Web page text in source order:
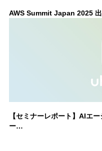
AWS Summit Japan 2025
【セミナーレポート】AIエ
ー